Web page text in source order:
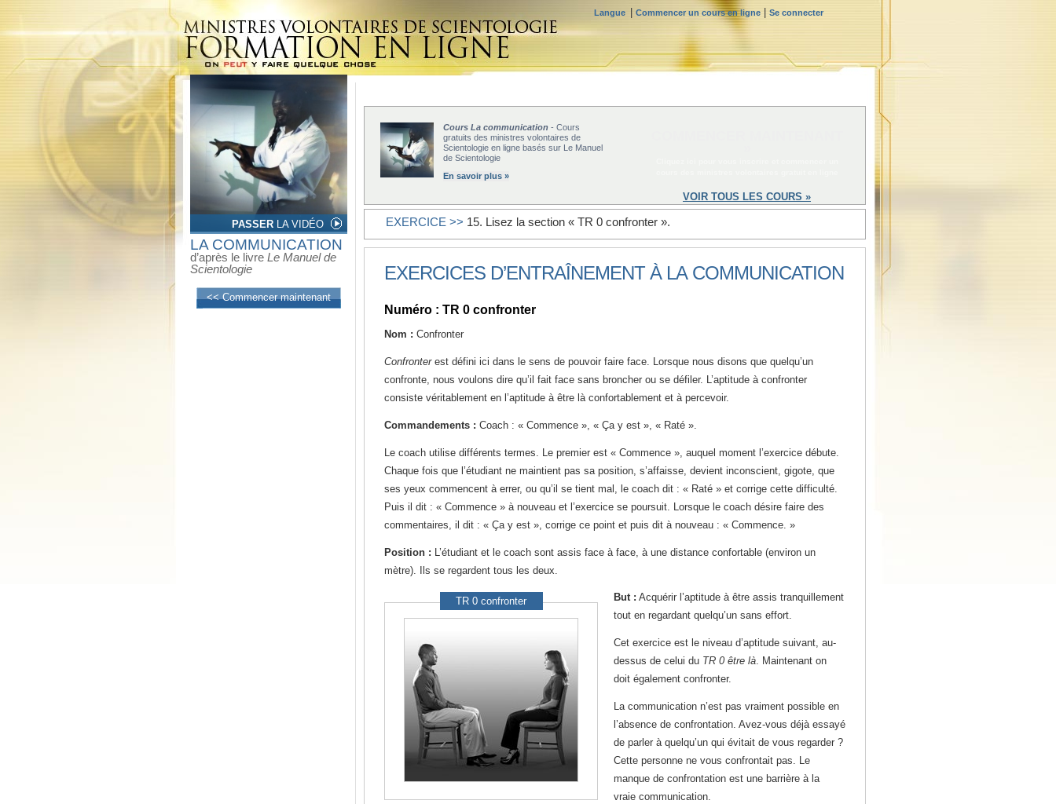
Langue Commencer un cours en ligne Se connecter
PASSER LA VIDÉO
LA COMMUNICATION
d’après le livre Le Manuel de
Scientologie
<< Commencer maintenant
Cours La communication - Cours
gratuits des ministres volontaires de
Scientologie en ligne basés sur Le Manuel
de Scientologie
En savoir plus »
VOIR TOUS LES COURS »
EXERCICE >> 15. Lisez la section « TR 0 confronter ».
EXERCICES D’ENTRAÎNEMENT À LA COMMUNICATION
Numéro : TR 0 confronter
Nom : Confronter
Confronter est défini ici dans le sens de pouvoir faire face. Lorsque nous disons que quelqu’un
confronte, nous voulons dire qu’il fait face sans broncher ou se défiler. L’aptitude à confronter
consiste véritablement en l’aptitude à être là confortablement et à percevoir.
Commandements : Coach : « Commence », « Ça y est », « Raté ».
Le coach utilise différents termes. Le premier est « Commence », auquel moment l’exercice débute.
Chaque fois que l’étudiant ne maintient pas sa position, s’affaisse, devient inconscient, gigote, que
ses yeux commencent à errer, ou qu’il se tient mal, le coach dit : « Raté » et corrige cette difficulté.
Puis il dit : « Commence » à nouveau et l’exercice se poursuit. Lorsque le coach désire faire des
commentaires, il dit : « Ça y est », corrige ce point et puis dit à nouveau : « Commence. »
Position : L’étudiant et le coach sont assis face à face, à une distance confortable (environ un
mètre). Ils se regardent tous les deux.
TR 0 confronter But : Acquérir l’aptitude à être assis tranquillement
tout en regardant quelqu’un sans effort.
Cet exercice est le niveau d’aptitude suivant, au-
dessus de celui du TR 0 être là. Maintenant on
doit également confronter.
La communication n’est pas vraiment possible en
l’absence de confrontation. Avez-vous déjà essayé
de parler à quelqu’un qui évitait de vous regarder ?
Cette personne ne vous confrontait pas. Le
manque de confrontation est une barrière à la
vraie communication.